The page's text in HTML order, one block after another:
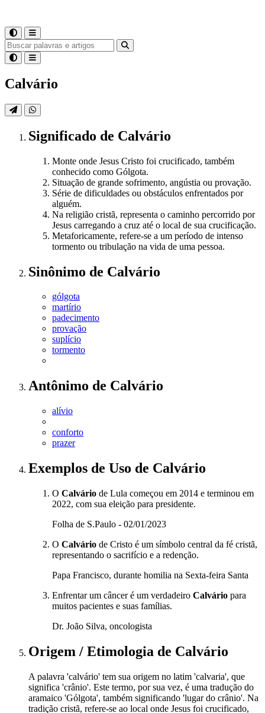
Calvário
Significado de Calvário
Monte onde Jesus Cristo foi crucificado, também
conhecido como Gólgota.
Situação de grande sofrimento, angústia ou provação.
Série de dificuldades ou obstáculos enfrentados por
alguém.
Na religião cristã, representa o caminho percorrido por
Jesus carregando a cruz até o local de sua crucificação.
Metaforicamente, refere-se a um período de intenso
tormento ou tribulação na vida de uma pessoa.
Sinônimo de Calvário
gólgota
martírio
padecimento
provação
suplício
tormento
Antônimo de Calvário
alívio
conforto
prazer
Exemplos de Uso de Calvário
O Calvário de Lula começou em 2014 e terminou em
2022, com sua eleição para presidente.
Folha de S.Paulo - 02/01/2023
O Calvário de Cristo é um símbolo central da fé cristã,
representando o sacrifício e a redenção.
Papa Francisco, durante homilia na Sexta-feira Santa
Enfrentar um câncer é um verdadeiro Calvário para
muitos pacientes e suas famílias.
Dr. João Silva, oncologista
Origem / Etimologia de Calvário
A palavra 'calvário' tem sua origem no latim 'calvaria', que
significa 'crânio'. Este termo, por sua vez, é uma tradução do
aramaico 'Gólgota', também significando 'lugar do crânio'. Na
tradição cristã, refere-se ao local onde Jesus foi crucificado,